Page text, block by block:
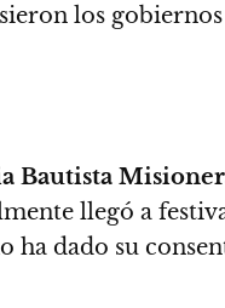
los
Bautista
llegó a
dado su